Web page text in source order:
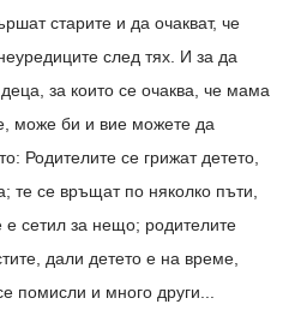
старите и да очакват, че
след тях. И за да
за които се очаква, че мама
може би и вие можете да
Родителите се грижат детето,
те се връщат по няколко пъти,
сетил за нещо; родителите
дали детето е на време,
помисли и много други...